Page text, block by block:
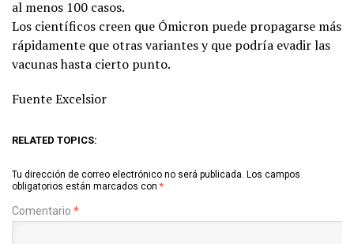
al menos 100 casos.
Los científicos creen que Ómicron puede propagarse más
rápidamente que otras variantes y que podría evadir las
vacunas hasta cierto punto.
Fuente Excelsior
RELATED TOPICS:
Tu dirección de correo electrónico no será publicada. Los campos
obligatorios están marcados con *
Comentario *